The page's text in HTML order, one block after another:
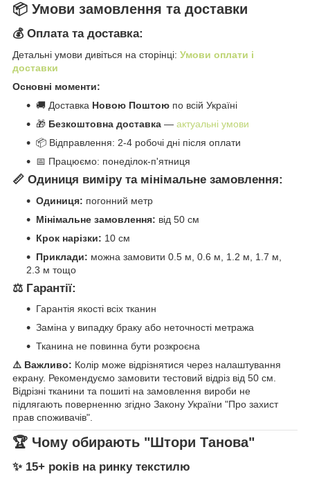
📦 Умови замовлення та доставки
💰 Оплата та доставка:
Детальні умови дивіться на сторінці: Умови оплати і
доставки
Основні моменти:
🚚 Доставка Новою Поштою по всій Україні
🎁 Безкоштовна доставка — актуальні умови
📦 Відправлення: 2-4 робочі дні після оплати
📅 Працюємо: понеділок-п'ятниця
📏 Одиниця виміру та мінімальне замовлення:
Одиниця: погонний метр
Мінімальне замовлення: від 50 см
Крок нарізки: 10 см
Приклади: можна замовити 0.5 м, 0.6 м, 1.2 м, 1.7 м,
2.3 м тощо
⚖️ Гарантії:
Гарантія якості всіх тканин
Заміна у випадку браку або неточності метража
Тканина не повинна бути розкроєна
⚠️ Важливо: Колір може відрізнятися через налаштування
екрану. Рекомендуємо замовити тестовий відріз від 50 см.
Відрізні тканини та пошиті на замовлення вироби не
підлягають поверненню згідно Закону України "Про захист
прав споживачів".
🏆 Чому обирають "Штори Танова"
✨ 15+ років на ринку текстилю